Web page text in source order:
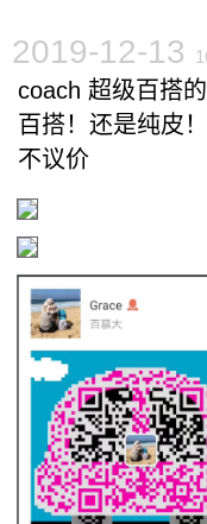
2019-12-13
coach 超级百搭
百搭！还是纯皮
不议价